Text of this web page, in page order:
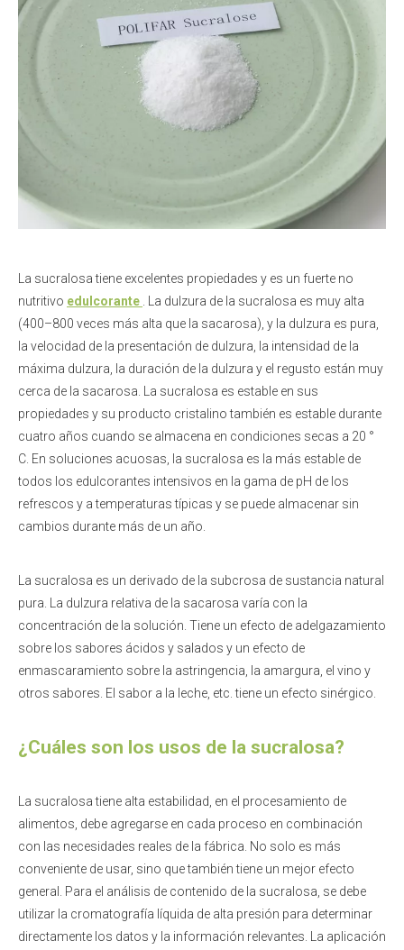
La sucralosa tiene excelentes propiedades y es un fuerte no
nutritivo edulcorante
. La dulzura de la sucralosa es muy alta
(400–800 veces más alta que la sacarosa), y la dulzura es pura,
la velocidad de la presentación de dulzura, la intensidad de la
máxima dulzura, la duración de la dulzura y el regusto están muy
cerca de la sacarosa. La sucralosa es estable en sus
propiedades y su producto cristalino también es estable durante
cuatro años cuando se almacena en condiciones secas a 20 °
C. En soluciones acuosas, la sucralosa es la más estable de
todos los edulcorantes intensivos en la gama de pH de los
refrescos y a temperaturas típicas y se puede almacenar sin
cambios durante más de un año.
La sucralosa es un derivado de la subcrosa de sustancia natural
pura. La dulzura relativa de la sacarosa varía con la
concentración de la solución. Tiene un efecto de adelgazamiento
sobre los sabores ácidos y salados y un efecto de
enmascaramiento sobre la astringencia, la amargura, el vino y
otros sabores. El sabor a la leche, etc. tiene un efecto sinérgico.
¿Cuáles son los usos de la sucralosa?
La sucralosa tiene alta estabilidad, en el procesamiento de
alimentos, debe agregarse en cada proceso en combinación
con las necesidades reales de la fábrica. No solo es más
conveniente de usar, sino que también tiene un mejor efecto
general. Para el análisis de contenido de la sucralosa, se debe
utilizar la cromatografía líquida de alta presión para determinar
directamente los datos y la información relevantes. La aplicación